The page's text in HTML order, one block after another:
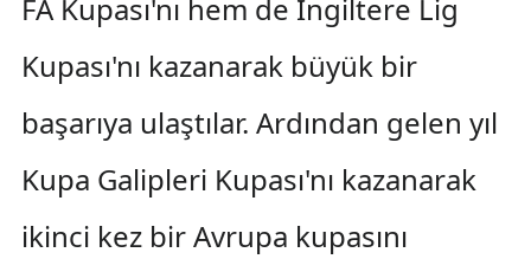
FA Kupası'nı hem de İngiltere Lig
Kupası'nı kazanarak büyük bir
başarıya ulaştılar. Ardından gelen yıl
Kupa Galipleri Kupası'nı kazanarak
ikinci kez bir Avrupa kupasını